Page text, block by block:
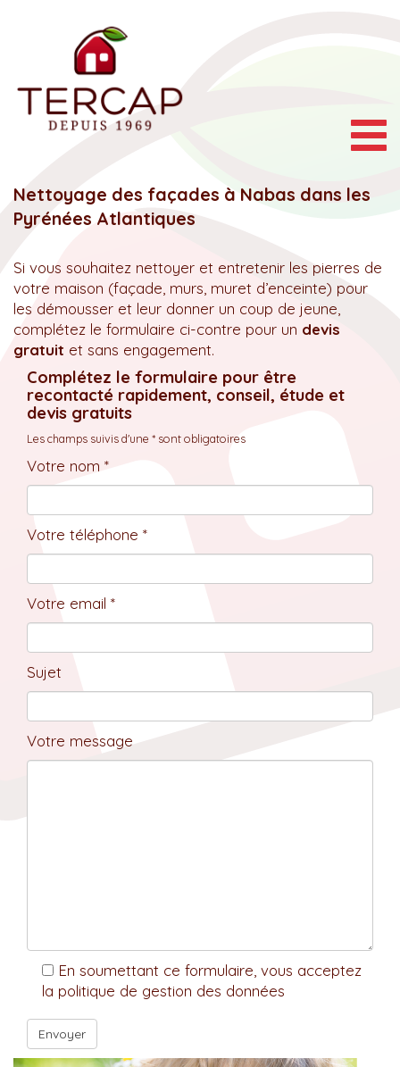
Nettoyage des façades à Nabas dans les
Pyrénées Atlantiques
Si vous souhaitez nettoyer et entretenir les pierres de
votre maison (façade, murs, muret d’enceinte) pour
les démousser et leur donner un coup de jeune,
complétez le formulaire ci-contre pour un devis
gratuit et sans engagement.
Complétez le formulaire pour être
recontacté rapidement, conseil, étude et
devis gratuits
Les champs suivis d'une * sont obligatoires
Votre nom *
Votre téléphone *
Votre email *
Sujet
Votre message
En soumettant ce formulaire, vous acceptez
la politique de gestion des données